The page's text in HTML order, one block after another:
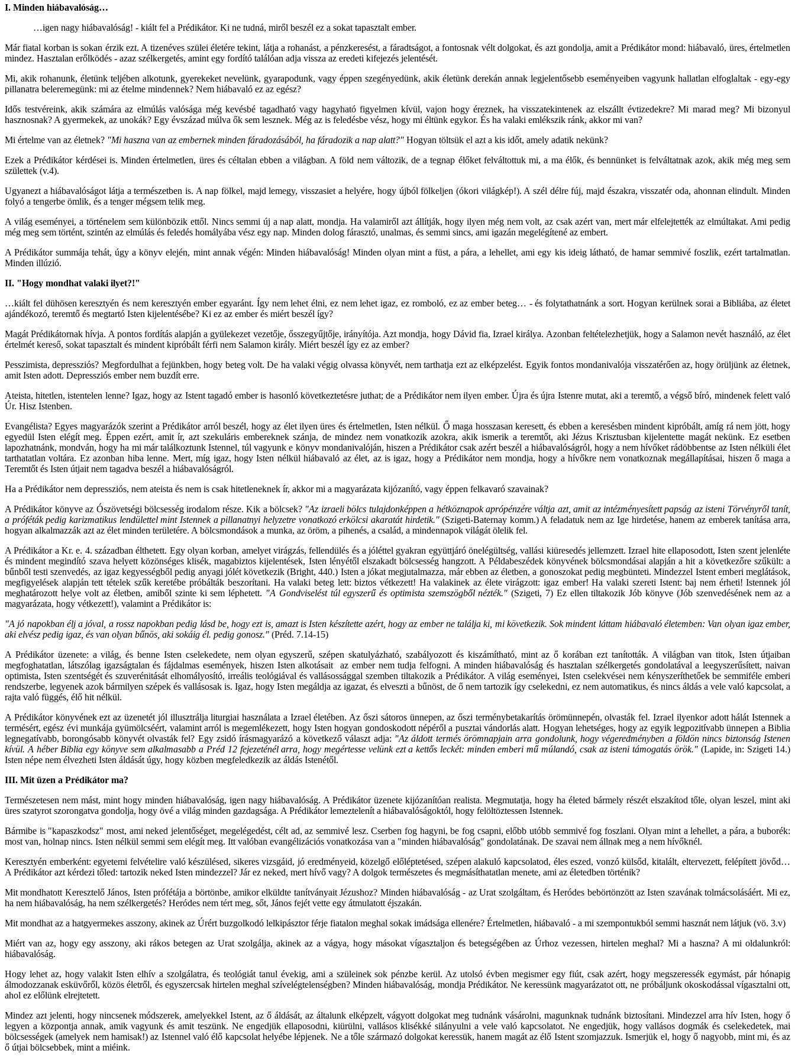
I. Minden hiábavalóság…
…igen nagy hiábavalóság! - kiált fel a Prédikátor. Ki ne tudná, miről beszél ez a sokat tapasztalt ember.
Már fiatal korban is sokan érzik ezt. A tizenéves szülei életére tekint, látja a rohanást, a pénzkeresést, a fáradtságot, a fontosnak vélt dolgokat, és azt gondolja, amit a Prédikátor mond: hiábavaló, üres, értelmetlen
mindez. Hasztalan erőlködés - azaz szélkergetés, amint egy fordító találóan adja vissza az eredeti kifejezés jelentését.
Mi, akik rohanunk, életünk teljében alkotunk, gyerekeket nevelünk, gyarapodunk, vagy éppen szegényedünk, akik életünk derekán annak legjelentősebb eseményeiben vagyunk hallatlan elfoglaltak - egy-egy
pillanatra beleremegünk: mi az ételme mindennek? Nem hiábavaló ez az egész?
Idős testvéreink, akik számára az elmúlás valósága még kevésbé tagadható vagy hagyható figyelmen kívül, vajon hogy éreznek, ha visszatekintenek az elszállt évtizedekre? Mi marad meg? Mi bizonyul
hasznosnak? A gyermekek, az unokák? Egy évszázad múlva ők sem lesznek. Még az is feledésbe vész, hogy mi éltünk egykor. És ha valaki emlékszik ránk, akkor mi van?
Mi értelme van az életnek? "Mi haszna van az embernek minden fáradozásából, ha fáradozik a nap alatt?" Hogyan töltsük el azt a kis időt, amely adatik nekünk?
Ezek a Prédikátor kérdései is. Minden értelmetlen, üres és céltalan ebben a világban. A föld nem változik, de a tegnap élőket felváltottuk mi, a ma élők, és bennünket is felváltatnak azok, akik még meg sem
születtek (v.4).
Ugyanezt a hiábavalóságot látja a természetben is. A nap fölkel, majd lemegy, visszasiet a helyére, hogy újból fölkeljen (ókori világkép!). A szél délre fúj, majd északra, visszatér oda, ahonnan elindult. Minden
folyó a tengerbe ömlik, és a tenger mégsem telik meg.
A világ eseményei, a történelem sem különbözik ettől. Nincs semmi új a nap alatt, mondja. Ha valamiről azt állítják, hogy ilyen még nem volt, az csak azért van, mert már elfelejtették az elmúltakat. Ami pedig
még meg sem történt, szintén az elmúlás és feledés homályába vész egy nap. Minden dolog fárasztó, unalmas, és semmi sincs, ami igazán megelégítené az embert.
A Prédikátor summája tehát, úgy a könyv elején, mint annak végén: Minden hiábavalóság! Minden olyan mint a füst, a pára, a lehellet, ami egy kis ideig látható, de hamar semmivé foszlik, ezért tartalmatlan.
Minden illúzió.
II. "Hogy mondhat valaki ilyet?!"
…kiált fel dühösen keresztyén és nem keresztyén ember egyaránt. Így nem lehet élni, ez nem lehet igaz, ez romboló, ez az ember beteg… - és folytathatnánk a sort. Hogyan kerülnek sorai a Bibliába, az életet
ajándékozó, teremtő és megtartó Isten kijelentésébe? Ki ez az ember és miért beszél így?
Magát Prédikátornak hívja. A pontos fordítás alapján a gyülekezet vezetője, ősszegyűjtője, irányítója. Azt mondja, hogy Dávid fia, Izrael királya. Azonban feltételezhetjük, hogy a Salamon nevét használó, az élet
értelmét kereső, sokat tapasztalt és mindent kipróbált férfi nem Salamon király. Miért beszél így ez az ember?
Pesszimista, depressziós? Megfordulhat a fejünkben, hogy beteg volt. De ha valaki végig olvassa könyvét, nem tarthatja ezt az elképzelést. Egyik fontos mondanivalója visszatérően az, hogy örüljünk az életnek,
amit Isten adott. Depressziós ember nem buzdít erre.
Ateista, hitetlen, istentelen lenne? Igaz, hogy az Istent tagadó ember is hasonló következtetésre juthat; de a Prédikátor nem ilyen ember. Újra és újra Istenre mutat, aki a teremtő, a végső bíró, mindenek felett való
Úr. Hisz Istenben.
Evangélista? Egyes magyarázók szerint a Prédikátor arról beszél, hogy az élet ilyen üres és értelmetlen, Isten nélkül. Ő maga hosszasan keresett, és ebben a keresésben mindent kipróbált, amíg rá nem jött, hogy
egyedül Isten elégít meg. Éppen ezért, amit ír, azt szekuláris embereknek szánja, de mindez nem vonatkozik azokra, akik ismerik a teremtőt, aki Jézus Krisztusban kijelentette magát nekünk. Ez esetben
lapozhatnánk, mondván, hogy ha mi már találkoztunk Istennel, túl vagyunk e könyv mondanivalóján, hiszen a Prédikátor csak azért beszél a hiábavalóságról, hogy a nem hívőket rádöbbentse az Isten nélküli élet
tarthatatlan voltára. Ez azonban hiba lenne. Mert, míg igaz, hogy Isten nélkül hiábavaló az élet, az is igaz, hogy a Prédikátor nem mondja, hogy a hívőkre nem vonatkoznak megállapításai, hiszen ő maga a
Teremtőt és Isten útjait nem tagadva beszél a hiábavalóságról.
Ha a Prédikátor nem depressziós, nem ateista és nem is csak hitetleneknek ír, akkor mi a magyarázata kijózanító, vagy éppen felkavaró szavainak?
A Prédikátor könyve az Ószövetségi bölcsesség irodalom része. Kik a bölcsek? "Az izraeli bölcs tulajdonképpen a hétköznapok aprópénzére váltja azt, amit az intézményesített papság az isteni Törvényről tanít,
a próféták pedig karizmatikus lendülettel mint Istennek a pillanatnyi helyzetre vonatkozó erkölcsi akaratát hirdetik."(Szigeti-Baternay komm.) A feladatuk nem az Ige hirdetése, hanem az emberek tanítása arra,
hogyan alkalmazzák azt az élet minden területére. A bölcsmondások a munka, az öröm, a pihenés, a család, a mindennapok világát ölelik fel.
A Prédikátor a Kr. e. 4. században élthetett. Egy olyan korban, amelyet virágzás, fellendülés és a jóléttel gyakran együttjáró önelégültség, vallási kiüresedés jellemzett. Izrael hite ellaposodott, Isten szent jelenléte
és mindent megindító szava helyett közönséges klisék, magabiztos kijelentések, Isten lényétől elszakadt bölcsesség hangzott. A Példabeszédek könyvének bölcsmondásai alapján a hit a következőre szűkült: a
bűnből testi szenvedés, az igaz kegyességből pedig anyagi jólét következik (Bright, 440.) Isten a jókat megjutalmazza, már ebben az életben, a gonoszokat pedig megbünteti. Mindezzel Istent emberi meglátások,
megfigyelések alapján tett tételek szűk keretébe próbálták beszorítani. Ha valaki beteg lett: biztos vétkezett! Ha valakinek az élete virágzott: igaz ember! Ha valaki szereti Istent: baj nem érheti! Istennek jól
meghatározott helye volt az életben, amiből szinte ki sem léphetett. "A Gondviselést túl egyszerű és optimista szemszögből nézték."(Szigeti, 7) Ez ellen tiltakozik Jób könyve (Jób szenvedésének nem az a
magyarázata, hogy vétkezett!), valamint a Prédikátor is:
"A jó napokban élj a jóval, a rossz napokban pedig lásd be, hogy ezt is, amazt is Isten készítette azért, hogy az ember ne találja ki, mi következik. Sok mindent láttam hiábavaló életemben: Van olyan igaz ember,
aki elvész pedig igaz, és van olyan bűnös, aki sokáig él. pedig gonosz." (Préd. 7.14-15)
A Prédikátor üzenete: a világ, és benne Isten cselekedete, nem olyan egyszerű, szépen skatulyázható, szabályozott és kiszámítható, mint az ő korában ezt tanították. A világban van titok, Isten útjaiban
megfoghatatlan, látszólag igazságtalan és fájdalmas események, hiszen Isten alkotásait az ember nem tudja felfogni. A minden hiábavalóság és hasztalan szélkergetés gondolatával a leegyszerűsített, naivan
optimista, Isten szentségét és szuverénitását elhomályosító, irreális teológiával és vallásossággal szemben tiltakozik a Prédikátor. A világ eseményei, Isten cselekvései nem kényszeríthetőek be semmiféle emberi
rendszerbe, legyenek azok bármilyen szépek és vallásosak is. Igaz, hogy Isten megáldja az igazat, és elveszti a bűnöst, de ő nem tartozik így cselekedni, ez nem automatikus, és nincs áldás a vele való kapcsolat, a
rajta való függés, élő hit nélkül.
A Prédikátor könyvének ezt az üzenetét jól illusztrálja liturgiai használata a Izrael életében. Az őszi sátoros ünnepen, az őszi terménybetakarítás örömünnepén, olvasták fel. Izrael ilyenkor adott hálát Istennek a
termésért, egész évi munkája gyümölcséért, valamint arról is megemlékezett, hogy Isten hogyan gondoskodott népéről a pusztai vándorlás alatt. Hogyan lehetséges, hogy az egyik legpozitívabb ünnepen a Biblia
legnegatívabb, borongósabb könyvét olvasták fel? Egy zsidó írásmagyarázó a következő választ adja: "Az áldott termés örömnapjain arra gondolunk, hogy végeredményben a földön nincs biztonság Istenen
kívül. A héber Biblia egy könyve sem alkalmasabb a Préd 12 fejezeténél arra, hogy megértesse velünk ezt a kettős leckét: minden emberi mű múlandó, csak az isteni támogatás örök." (Lapide, in: Szigeti 14.)
Isten népe nem élvezheti Isten áldását úgy, hogy közben megfeledkezik az áldás Istenétől.
III. Mit üzen a Prédikátor ma?
Természetesen nem mást, mint hogy minden hiábavalóság, igen nagy hiábavalóság. A Prédikátor üzenete kijózanítóan realista. Megmutatja, hogy ha életed bármely részét elszakítod tőle, olyan leszel, mint aki
üres szatyrot szorongatva gondolja, hogy övé a világ minden gazdagsága. A Prédikátor lemeztelenít a hiábavalóságoktól, hogy felöltöztessen Istennek.
Bármibe is "kapaszkodsz" most, ami neked jelentőséget, megelégedést, célt ad, az semmivé lesz. Cserben fog hagyni, be fog csapni, előbb utóbb semmivé fog foszlani. Olyan mint a lehellet, a pára, a buborék:
most van, holnap nincs. Isten nélkül semmi sem elégít meg. Itt valóban evangélizációs vonatkozása van a "minden hiábavalóság" gondolatának. De szavai nem állnak meg a nem hívőknél.
Keresztyén emberként: egyetemi felvételire való készülésed, sikeres vizsgáid, jó eredményeid, közelgő előléptetésed, szépen alakuló kapcsolatod, éles eszed, vonzó külsőd, kitalált, eltervezett, felépített jövőd…
A Prédikátor azt kérdezi tőled: tartozik neked Isten mindezzel? Jár ez neked, mert hívő vagy? A dolgok természetes és megmásíthatatlan menete, ami az életedben történik?
Mit mondhatott Keresztelő János, Isten prófétája a börtönbe, amikor elküldte tanítványait Jézushoz? Minden hiábavalóság - az Urat szolgáltam, és Heródes bebörtönzött az Isten szavának tolmácsolásáért. Mi ez,
ha nem hiábavalóság, ha nem szélkergetés? Heródes nem tért meg, sőt, János fejét vette egy átmulatott éjszakán.
Mit mondhat az a hatgyermekes asszony, akinek az Úrért buzgolkodó lelkipásztor férje fiatalon meghal sokak imádsága ellenére? Értelmetlen, hiábavaló - a mi szempontukból semmi hasznát nem látjuk (vö. 3.v)
Miért van az, hogy egy asszony, aki rákos betegen az Urat szolgálja, akinek az a vágya, hogy másokat vígasztaljon és betegségében az Úrhoz vezessen, hirtelen meghal? Mi a haszna? A mi oldalunkról:
hiábavalóság.
Hogy lehet az, hogy valakit Isten elhív a szolgálatra, és teológiát tanul évekig, ami a szüleinek sok pénzbe kerül. Az utolsó évben megismer egy fiút, csak azért, hogy megszeressék egymást, pár hónapig
álmodozzanak esküvőről, közös életről, és egyszercsak hirtelen meghal szívelégtelenségben? Minden hiábavalóság, mondja Prédikátor. Ne keressünk magyarázatot ott, ne próbáljunk okoskodással vígasztalni ott,
ahol ez előlünk elrejtetett.
Mindez azt jelenti, hogy nincsenek módszerek, amelyekkel Istent, az ő áldását, az általunk elképzelt, vágyott dolgokat meg tudnánk vásárolni, magunknak tudnánk biztosítani. Mindezzel arra hív Isten, hogy ő
legyen a központja annak, amik vagyunk és amit teszünk. Ne engedjük ellaposodni, kiürülni, vallásos klisékké silányulni a vele való kapcsolatot. Ne engedjük, hogy vallásos dogmák és cselekedetek, mai
bölcsességek (amelyek nem hamisak!) az Istennel való élő kapcsolat helyébe lépjenek. Ne a tőle származó dolgokat keressük, hanem magát az élő Istent szomjazzuk. Ismerjük el, hogy ő nagyobb, mint mi, és az
ő útjai bölcsebbek, mint a miéink.